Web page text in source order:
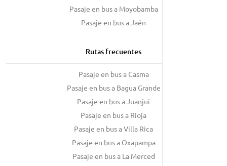
Pasaje en bus a Moyobamba
Pasaje en bus a Jaén
Rutas frecuentes
Pasaje en bus a Casma
Pasaje en bus a Bagua Grande
Pasaje en bus a Juanjui
Pasaje en bus a Rioja
Pasaje en bus a Villa Rica
Pasaje en bus a Oxapampa
Pasaje en bus a La Merced